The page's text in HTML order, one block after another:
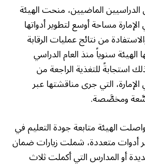
الدراسيين الماضيين، منحت الهيئة
مساحة أوسع لتطوير أدواتها
من نتائج عمليات الرقابة
الهيئة سنوياً منذ العام الدراسي
وجاء ذلك استجابةً للتغذية الراجعة من
التي جرى مناقشتها عبر
ومخصَّصة.
الهيئة متابعة جودة التعليم في
أدوات متعددة، شملت زيارات ضمان
أو المدارس التي أكملت ثلاث